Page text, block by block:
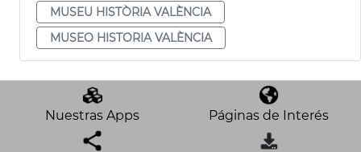
MUSEU HISTÒRIA VALÈNCIA
MUSEO HISTORIA VALÈNCIA
Nuestras Apps Páginas de Interés